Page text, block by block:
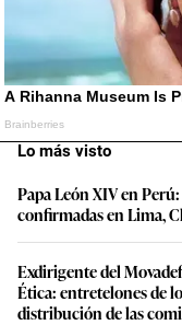
Lo más visto
Papa León XIV en
confirmadas en Lima,
Exdirigente del
Ética: entretelones de
distribución de las